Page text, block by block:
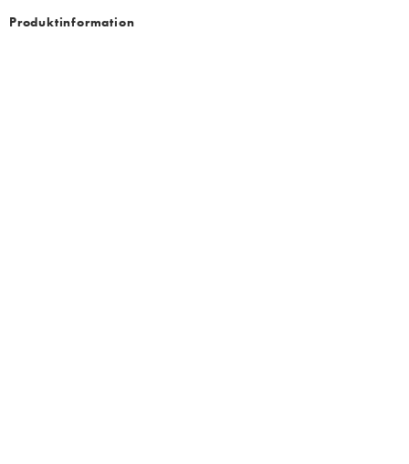
Produktinformation